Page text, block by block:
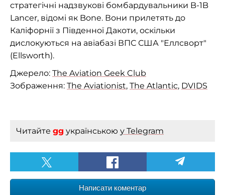
стратегічні надзвукові бомбардувальники B-1B
Lancer, відомі як Bone. Вони прилетять до
Каліфорнії з Південної Дакоти, оскільки
дислокуються на авіабазі ВПС США "Еллсворт"
(Ellsworth).
Джерело: The Aviation Geek Club
Зображення: The Aviationist, The Atlantic, DVIDS
Читайте gg українською у Telegram
Написати коментар